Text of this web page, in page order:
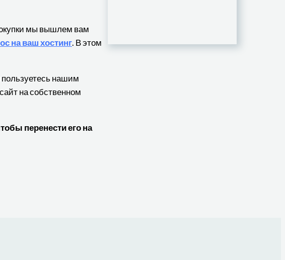
мы вышлем вам
на ваш хостинг. В этом
нашим
на собственном
перенести его на